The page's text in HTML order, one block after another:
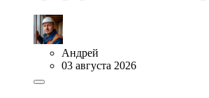
Андрей
03 августа 2026